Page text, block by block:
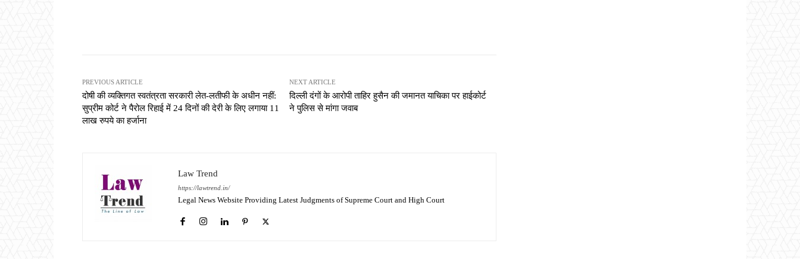
PREVIOUS ARTICLE
दोषी की व्यक्तिगत स्वतंत्रता सरकारी लेत-लतीफी के अधीन नहीं:
सुप्रीम कोर्ट ने पैरोल रिहाई में 24 दिनों की देरी के लिए लगाया 11
लाख रुपये का हर्जाना
NEXT ARTICLE
दिल्ली दंगों के आरोपी ताहिर हुसैन की जमानत याचिका पर हाईकोर्ट
ने पुलिस से मांगा जवाब
Law Trend
https://lawtrend.in/
Legal News Website Providing Latest Judgments of Supreme Court and High Court